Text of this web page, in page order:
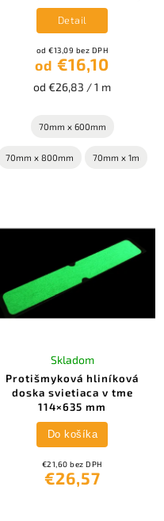
od €13,09 bez DPH
od €16,10
od €26,83 / 1 m
Detail
70mm x 600mm
70mm x 800mm 70mm x 1m
Protišmyková hliníková
doska svietiaca v tme
114×635 mm
Skladom
€21,60 bez DPH
€26,57
Do košíka